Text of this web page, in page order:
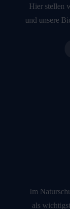
Hier stellen
und unsere
Im
als